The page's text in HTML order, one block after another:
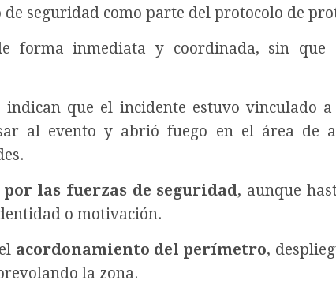
seguridad como parte del protocolo de
forma inmediata y coordinada, sin que
indican que el incidente estuvo vinculado
al evento y abrió fuego en el área de
las fuerzas de seguridad, aunque
o motivación.
acordonamiento del perímetro,
la zona.